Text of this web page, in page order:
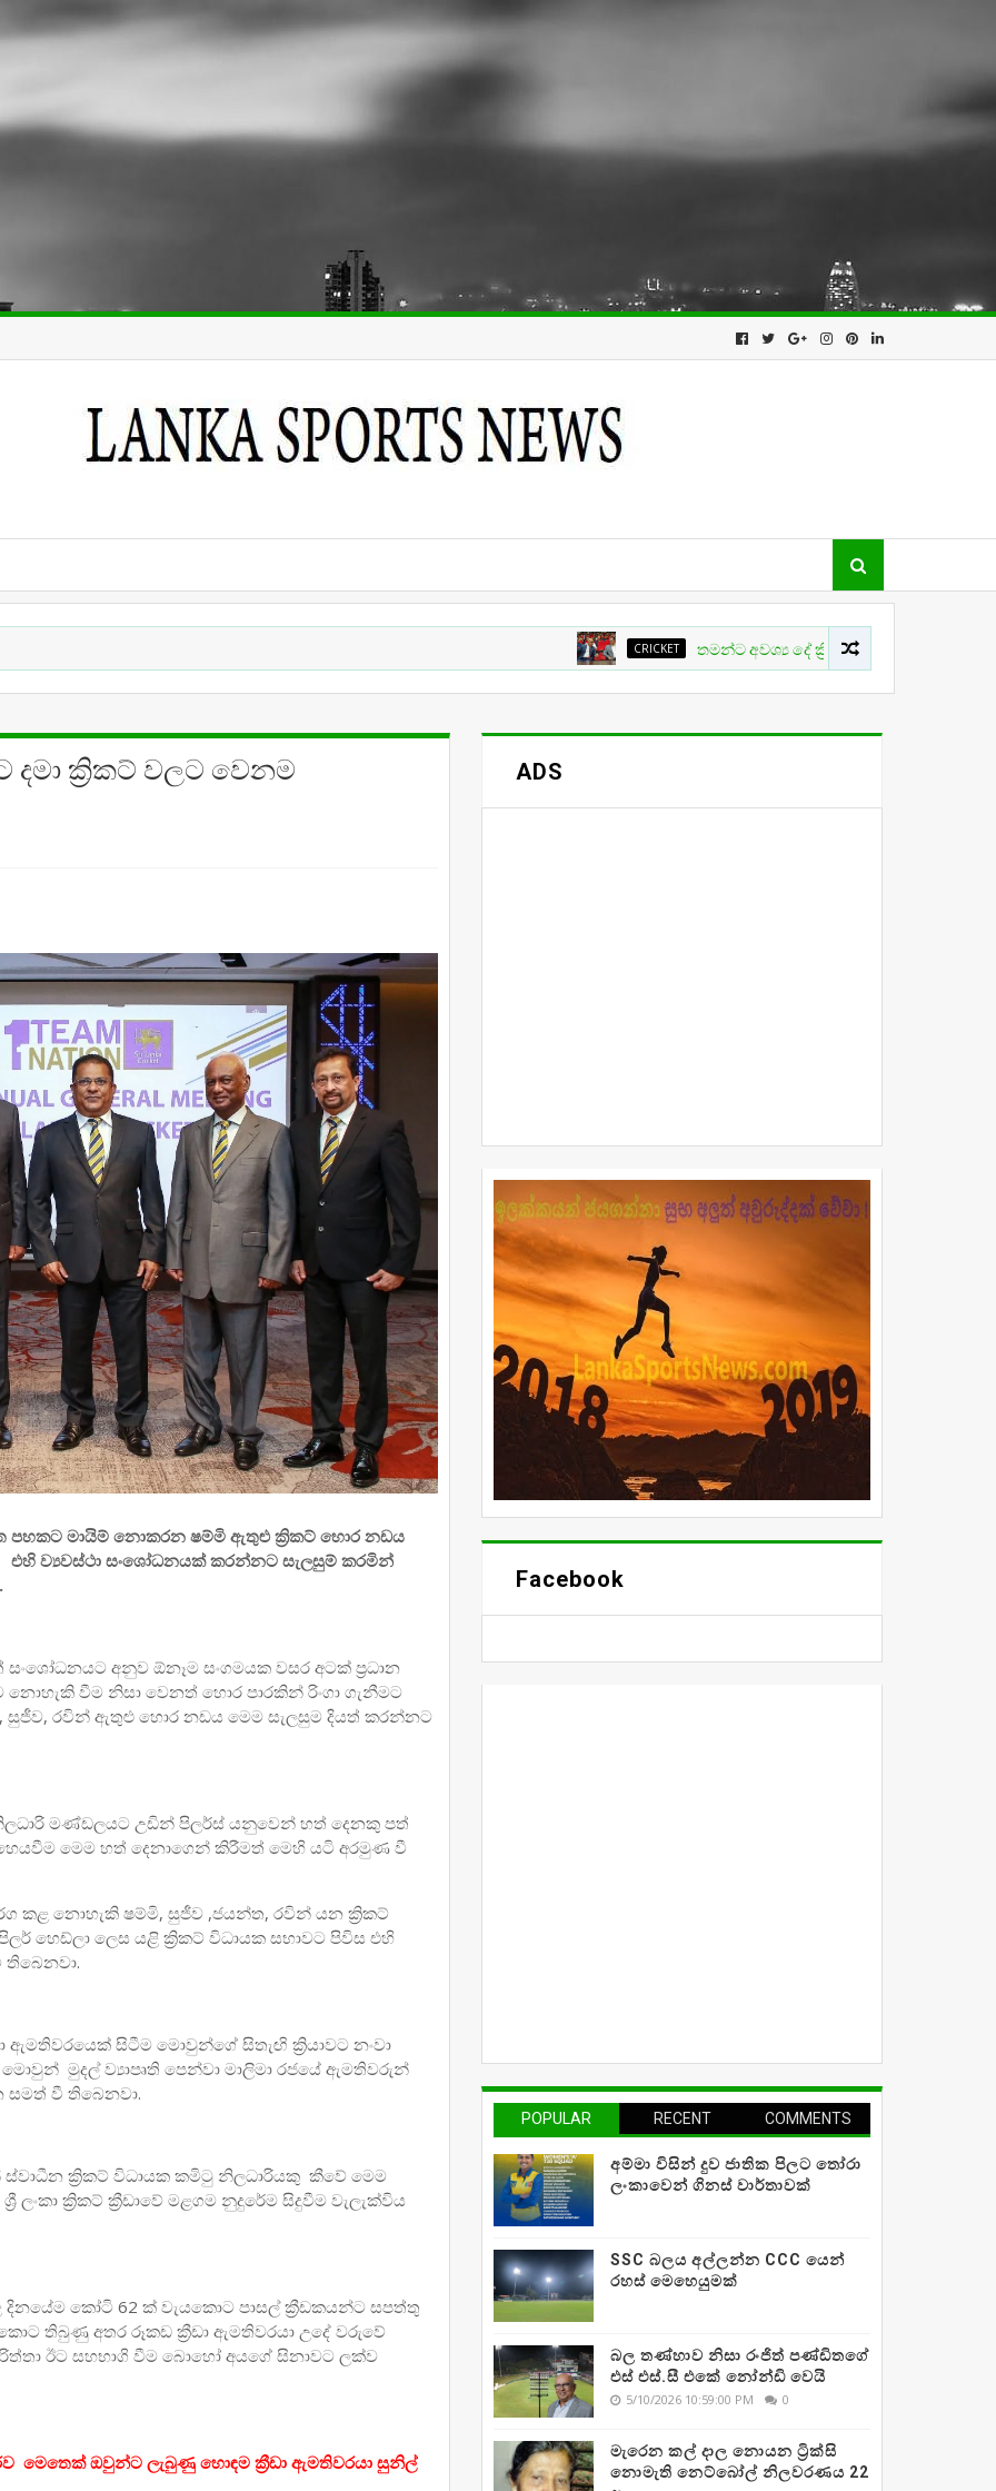
CRICKET තමන්ට අවශ්‍ය දේ ක්‍රිකට් වල සිදු නොවීම ගැන ක්‍රීඩා
ක්‍රිකට් වලට වෙනම
පහකට මායිම් නොකරන ෂම්මි ඇතුළු ක්‍රිකට් හොර නඩය
එහි ව්‍යවස්ථා සංශෝධනයක් කරන්නට සැලසුම් කරමින්
අනුව ඕනෑම සංගමයක වසර අටක් ප්‍රධාන
වීම නිසා වෙනත් හොර පාරකින් රිංගා ගැනීමට
සුජීව, රවින් ඇතුළු හොර නඩය මෙම සැලසුම දියත් කරන්නට
මණ්ඩලයට උඩින් පිලර්ස් යනුවෙන් හත් දෙනකු පත්
මෙම හත් දෙනාගෙන් කිරීමත් මෙහි යටි අරමුණ වී
කළ නොහැකි ෂම්මි, සුජීව ,ජයන්ත, රවින් යන ක්‍රිකට්
හෙඩ්ලා ලෙස යළි ක්‍රිකට් විධායක සභාවට පිවිස එහි
තිබෙනවා.
ඇමතිවරයෙක් සිටීම මොවුන්ගේ සිතැඟි ක්‍රියාවට නංවා
මුදල් ව්‍යාපෘති පෙන්වා මාලිමා රජයේ ඇමතිවරුන්
වී තිබෙනවා.
ක්‍රිකට් විධායක කමිටු නිලධාරියකු කීවේ මෙම
ක්‍රිකට් ක්‍රීඩාවේ මළගම නුදුරේම සිදුවීම වැලැක්විය
දිනයේම කෝටි 62 ක් වැයකොට පාසල් ක්‍රීඩකයන්ට සපත්තු
තිබුණු අතර රූකඩ ක්‍රීඩා ඇමතිවරයා උදේ වරුවේ
ඊට සහභාගි වීම බොහෝ අයගේ සිනාවට ලක්ව
මෙතෙක් ඔවුන්ට ලැබුණු හොඳම ක්‍රීඩා ඇමතිවරයා සුනිල්
ADS
Facebook
POPULAR RECENT COMMENTS
අම්මා විසින් දුව ජාතික පිලට තෝරා
ලංකාවෙන් ගිනස් වාර්තාවක්
SSC බලය අල්ලන්න CCC යෙන්
රහස් මෙහෙයුමක්
බල තණ්හාව නිසා රංජිත් පණ්ඩිතගේ
එස් එස්.සී එකේ නෝන්ඩි වෙයි
5/10/2026 10:59:00 PM 0
මැරෙන කල් දාල නොයන ට්‍රික්සි
නොමැති නෙට්බෝල් නිලවරණය 22